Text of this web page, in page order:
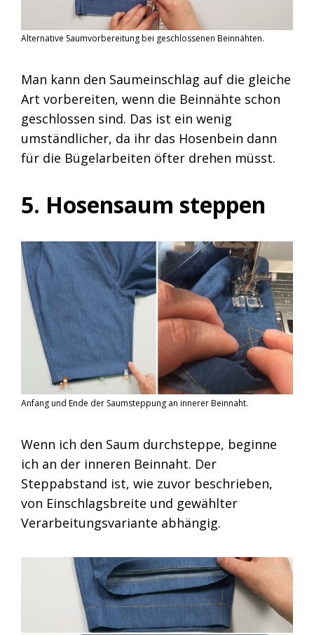
Alternative Saumvorbereitung bei geschlossenen Beinnähten.
Man kann den Saumeinschlag auf die gleiche
Art vorbereiten, wenn die Beinnähte schon
geschlossen sind. Das ist ein wenig
umständlicher, da ihr das Hosenbein dann
für die Bügelarbeiten öfter drehen müsst.
5. Hosensaum steppen
Anfang und Ende der Saumsteppung an innerer Beinnaht.
Wenn ich den Saum durchsteppe, beginne
ich an der inneren Beinnaht. Der
Steppabstand ist, wie zuvor beschrieben,
von Einschlagsbreite und gewählter
Verarbeitungsvariante abhängig.